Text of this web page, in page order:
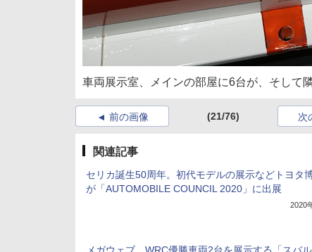
車両展示室、メインの部屋に6台が、そして
前の画像 (21/76) 次
関連記事
セリカ誕生50周年。初代モデルの展示などトヨタ
が「AUTOMOBILE COUNCIL 2020」に出展
2020